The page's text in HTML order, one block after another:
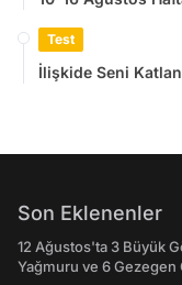
Test
İlişkide Seni
Son Eklenenler
12 Ağustos'ta 3 Büyük
Yağmuru ve 6 Gezegen